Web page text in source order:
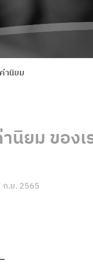
านิยม
ยม ของเ
ก.ย. 2565